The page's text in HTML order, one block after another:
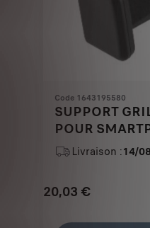
Code 1643195580
SUPPORT
POUR
AERATEUR
Livraison :14/08
20,03 €
Price
Quantity